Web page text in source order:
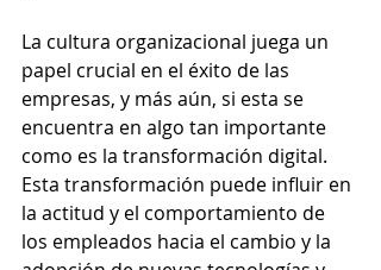
La cultura organizacional juega un
papel crucial en el éxito de las
empresas, y más aún, si esta se
encuentra en algo tan importante
como es la transformación digital.
Esta transformación puede influir en
la actitud y el comportamiento de
los empleados hacia el cambio y la